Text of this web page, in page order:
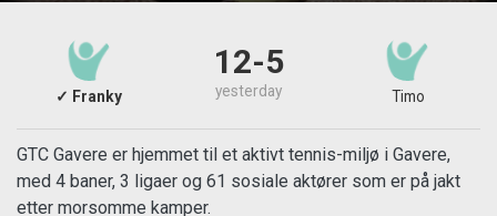
✓ Franky
12-5
yesterday Timo
GTC Gavere er hjemmet til et aktivt tennis-miljø i Gavere,
med 4 baner, 3 ligaer og 61 sosiale aktører som er på jakt
etter morsomme kamper.